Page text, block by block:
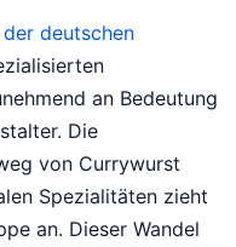
deutschen
an Bedeutung
Die
von Currywurst
Spezialitäten zieht
an. Dieser Wandel